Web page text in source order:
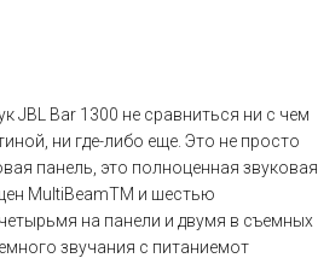
JBL Bar 1300 не сравниться ни с чем
ни где-либо еще. Это не просто
панель, это полноценная звуковая
MultiBeamTM и шестью
на панели и двумя в съемных
звучания с питаниемот